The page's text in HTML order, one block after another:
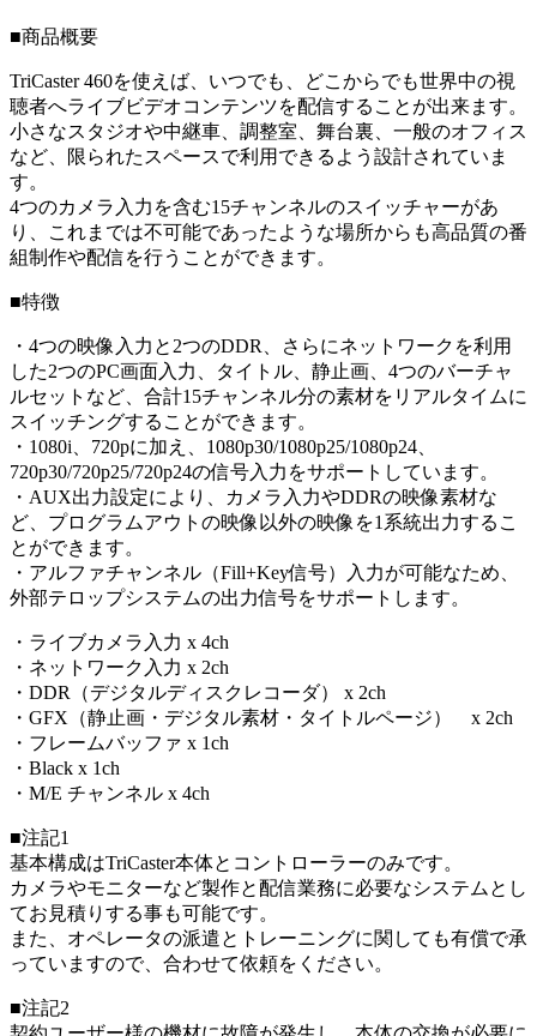
■商品概要
TriCaster 460を使えば、いつでも、どこからでも世界中の視
聴者へライブビデオコンテンツを配信することが出来ます。
小さなスタジオや中継車、調整室、舞台裏、一般のオフィス
など、限られたスペースで利用できるよう設計されていま
す。
4つのカメラ入力を含む15チャンネルのスイッチャーがあ
り、これまでは不可能であったような場所からも高品質の番
組制作や配信を行うことができます。
■特徴
・4つの映像入力と2つのDDR、さらにネットワークを利用
した2つのPC画面入力、タイトル、静止画、4つのバーチャ
ルセットなど、合計15チャンネル分の素材をリアルタイムに
スイッチングすることができます。
・1080i、720pに加え、1080p30/1080p25/1080p24、
720p30/720p25/720p24の信号入力をサポートしています。
・AUX出力設定により、カメラ入力やDDRの映像素材な
ど、プログラムアウトの映像以外の映像を1系統出力するこ
とができます。
・アルファチャンネル（Fill+Key信号）入力が可能なため、
外部テロップシステムの出力信号をサポートします。
・ライブカメラ入力 x 4ch
・ネットワーク入力 x 2ch
・DDR（デジタルディスクレコーダ） x 2ch
・GFX（静止画・デジタル素材・タイトルページ） x 2ch
・フレームバッファ x 1ch
・Black x 1ch
・M/E チャンネル x 4ch
■注記1
基本構成はTriCaster本体とコントローラーのみです。
カメラやモニターなど製作と配信業務に必要なシステムとし
てお見積りする事も可能です。
また、オペレータの派遣とトレーニングに関しても有償で承
っていますので、合わせて依頼をください。
■注記2